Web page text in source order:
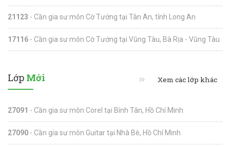
21123 - Cần gia sư môn Cờ Tướng tại Tân An, tỉnh Long An
17116 - Cần gia sư môn Cờ Tướng tại Vũng Tàu, Bà Rịa - Vũng Tàu
Lớp Mới Xem các lớp khác
27091 - Cần gia sư môn Corel tại Bình Tân, Hồ Chí Minh
27090 - Cần gia sư môn Guitar tại Nhà Bè, Hồ Chí Minh